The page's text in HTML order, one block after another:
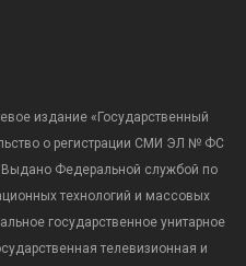
издание «Государственный
о регистрации СМИ ЭЛ № ФС
Выдано Федеральной службой по
технологий и массовых
государственное унитарное
телевизионная и